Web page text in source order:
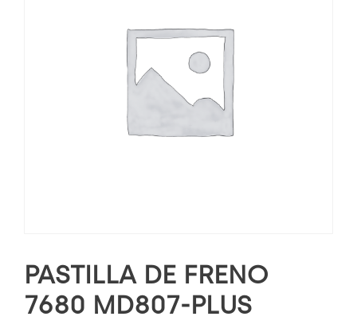
PASTILLA DE FRENO
7680 MD807-PLUS